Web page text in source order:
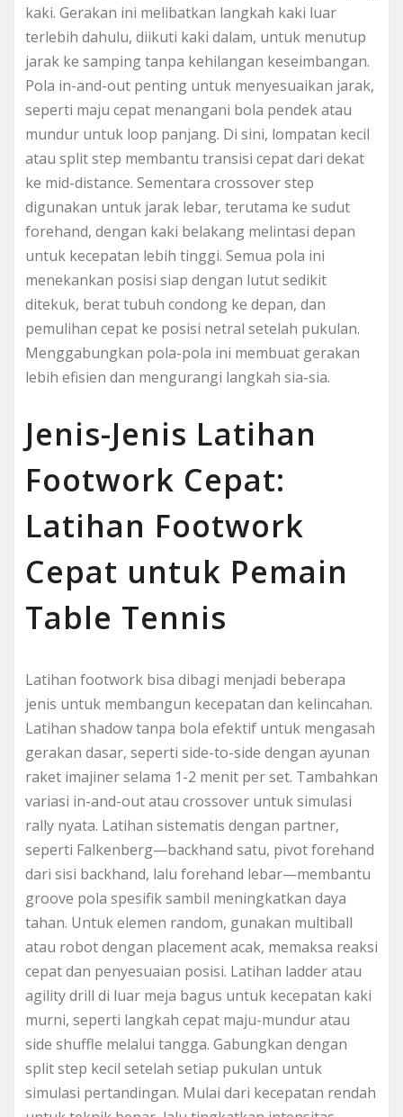
kaki. Gerakan ini melibatkan langkah kaki luar
terlebih dahulu, diikuti kaki dalam, untuk menutup
jarak ke samping tanpa kehilangan keseimbangan.
Pola in-and-out penting untuk menyesuaikan jarak,
seperti maju cepat menangani bola pendek atau
mundur untuk loop panjang. Di sini, lompatan kecil
atau split step membantu transisi cepat dari dekat
ke mid-distance. Sementara crossover step
digunakan untuk jarak lebar, terutama ke sudut
forehand, dengan kaki belakang melintasi depan
untuk kecepatan lebih tinggi. Semua pola ini
menekankan posisi siap dengan lutut sedikit
ditekuk, berat tubuh condong ke depan, dan
pemulihan cepat ke posisi netral setelah pukulan.
Menggabungkan pola-pola ini membuat gerakan
lebih efisien dan mengurangi langkah sia-sia.
Jenis-Jenis Latihan
Footwork Cepat:
Latihan Footwork
Cepat untuk Pemain
Table Tennis
Latihan footwork bisa dibagi menjadi beberapa
jenis untuk membangun kecepatan dan kelincahan.
Latihan shadow tanpa bola efektif untuk mengasah
gerakan dasar, seperti side-to-side dengan ayunan
raket imajiner selama 1-2 menit per set. Tambahkan
variasi in-and-out atau crossover untuk simulasi
rally nyata. Latihan sistematis dengan partner,
seperti Falkenberg—backhand satu, pivot forehand
dari sisi backhand, lalu forehand lebar—membantu
groove pola spesifik sambil meningkatkan daya
tahan. Untuk elemen random, gunakan multiball
atau robot dengan placement acak, memaksa reaksi
cepat dan penyesuaian posisi. Latihan ladder atau
agility drill di luar meja bagus untuk kecepatan kaki
murni, seperti langkah cepat maju-mundur atau
side shuffle melalui tangga. Gabungkan dengan
split step kecil setelah setiap pukulan untuk
simulasi pertandingan. Mulai dari kecepatan rendah